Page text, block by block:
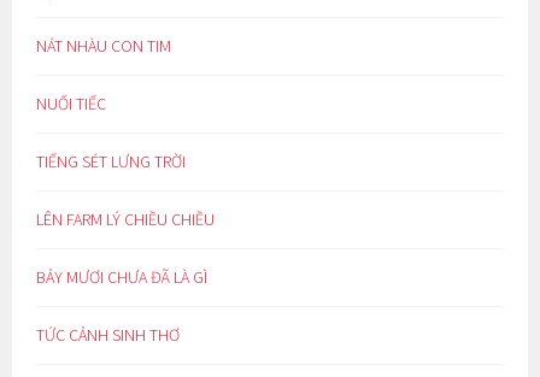
NÁT NHÀU CON TIM
NUỐI TIẾC
TIẾNG SÉT LƯNG TRỜI
LÊN FARM LÝ CHIỀU CHIỀU
BẢY MƯƠI CHƯA ĐÃ LÀ GÌ
TỨC CẢNH SINH THƠ